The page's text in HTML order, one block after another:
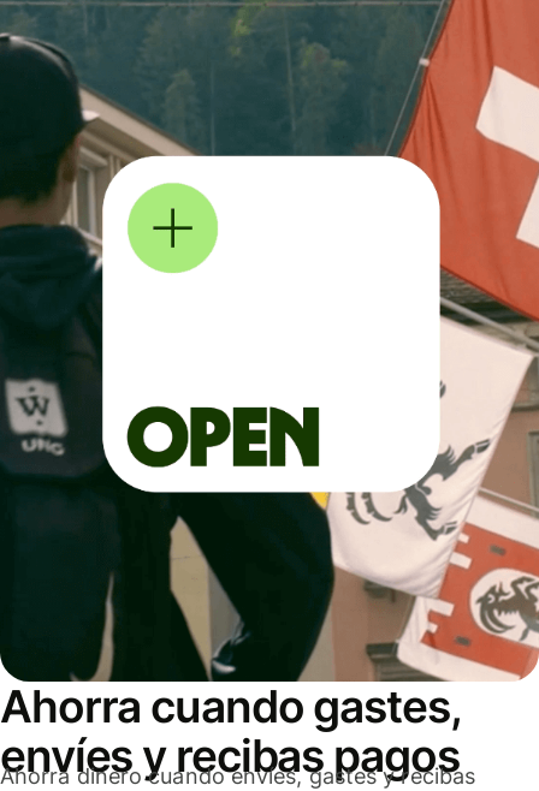
Ahorra cuando gastes,
envíes y recibas pagos
Ahorra dinero cuando envíes, gastes y recibas